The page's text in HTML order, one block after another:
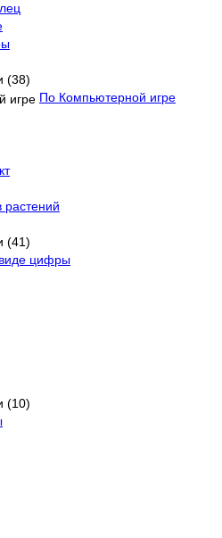
(38)
По Компьютерной игре
растений
(41)
цифры
(10)